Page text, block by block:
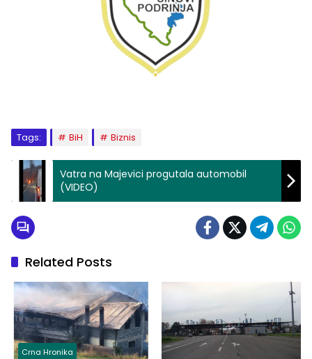
Tags: BiH Biznis
Vatra na Majevici progutala automobil
(VIDEO)
Related Posts
Crna Hronika